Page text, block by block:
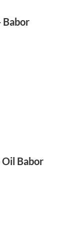
Babor
Oil Babor